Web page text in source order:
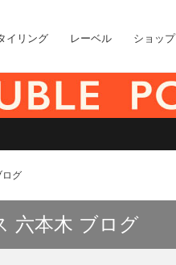
イリング レーベル ショップ
ログ
六本木 ブログ